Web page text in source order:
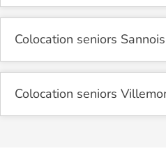
Colocation seniors
Colocation seniors